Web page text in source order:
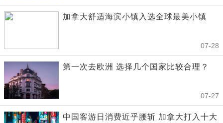
加拿大舒适海滨小镇入选全球最美小镇
07-28
第一次去欧洲 选择几个国家比较合理？
07-27
中国客游日消费近乎腰斩 加拿大打入十大